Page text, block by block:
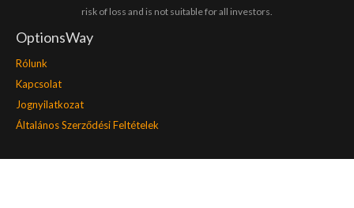
risk of loss and is not suitable for all investors.
OptionsWay
Rólunk
Kapcsolat
Jognyilatkozat
Általános Szerződési Feltételek